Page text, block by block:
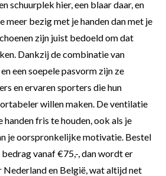
schuurplek hier, een blaar daar, en
meer bezig met je handen dan met je
zijn juist bedoeld om dat
Dankzij de combinatie van
een soepele pasvorm zijn ze
en ervaren sporters die hun
willen maken. De ventilatie
fris te houden, ook als je
je oorspronkelijke motivatie. Bestel
vanaf €75,-, dan wordt er
Nederland en België, wat altijd net